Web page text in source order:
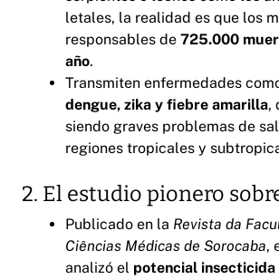
letales, la realidad es que los
responsables de 725.000
año.
Transmiten enfermedades
dengue, zika y fiebre amarilla,
siendo graves problemas de
regiones tropicales y
2. El estudio pionero
Publicado en la Revista da
Ciências Médicas de Sorocaba,
analizó el potencial insecticida